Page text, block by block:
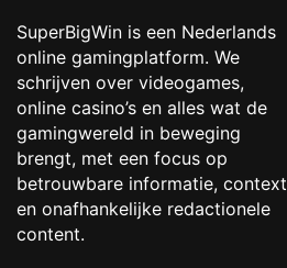
SuperBigWin is een Nederlands
online gamingplatform. We
schrijven over videogames,
online casino’s en alles wat de
gamingwereld in beweging
brengt, met een focus op
betrouwbare informatie, context
en onafhankelijke redactionele
content.